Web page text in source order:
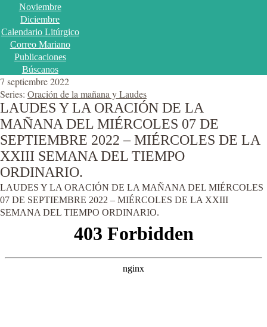
Noviembre
Diciembre
Calendario Litúrgico
Correo Mariano
Publicaciones
Búscanos
7 septiembre 2022
Series: Oración de la mañana y Laudes
LAUDES Y LA ORACIÓN DE LA
MAÑANA DEL MIÉRCOLES 07 DE
SEPTIEMBRE 2022 – MIÉRCOLES DE LA
XXIII SEMANA DEL TIEMPO
ORDINARIO.
LAUDES Y LA ORACIÓN DE LA MAÑANA DEL MIÉRCOLES
07 DE SEPTIEMBRE 2022 – MIÉRCOLES DE LA XXIII
SEMANA DEL TIEMPO ORDINARIO.